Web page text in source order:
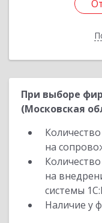
При выборе
(Московская
на
на
системы
Наличие у